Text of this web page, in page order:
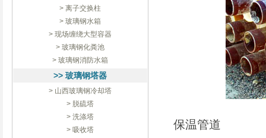
> 离子交换柱
> 玻璃钢水箱
> 现场缠绕大型容器
> 玻璃钢化粪池
> 玻璃钢消防水箱
>> 玻璃钢塔器
> 山西玻璃钢冷却塔
> 脱硫塔
> 洗涤塔
> 吸收塔
保温管道